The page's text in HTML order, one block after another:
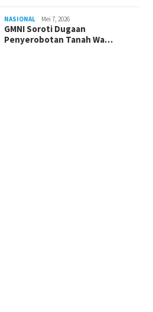
NASIONAL Mei 7, 2026
GMNI Soroti Dugaan
Penyerobotan Tanah Wa…